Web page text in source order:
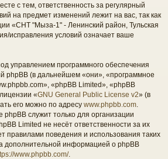
с тем, ответственность за регулярный
на предмет изменений лежит на вас, так как
«СНТ "Мыза-1" - Ленинский район, Тульская
исправления условий означает ваше
управлением программного обеспечения
phpBB (в дальнейшем «они», «программное
«phpBB Limited», «phpBB
«GNU General Public License v2» (в
его можно по адресу www.phpbb.com
служит только для организации
Limited не несёт ответственности за их
правилами поведения и использования таких
дополнительной информацией о phpBB
www.phpbb.com/.